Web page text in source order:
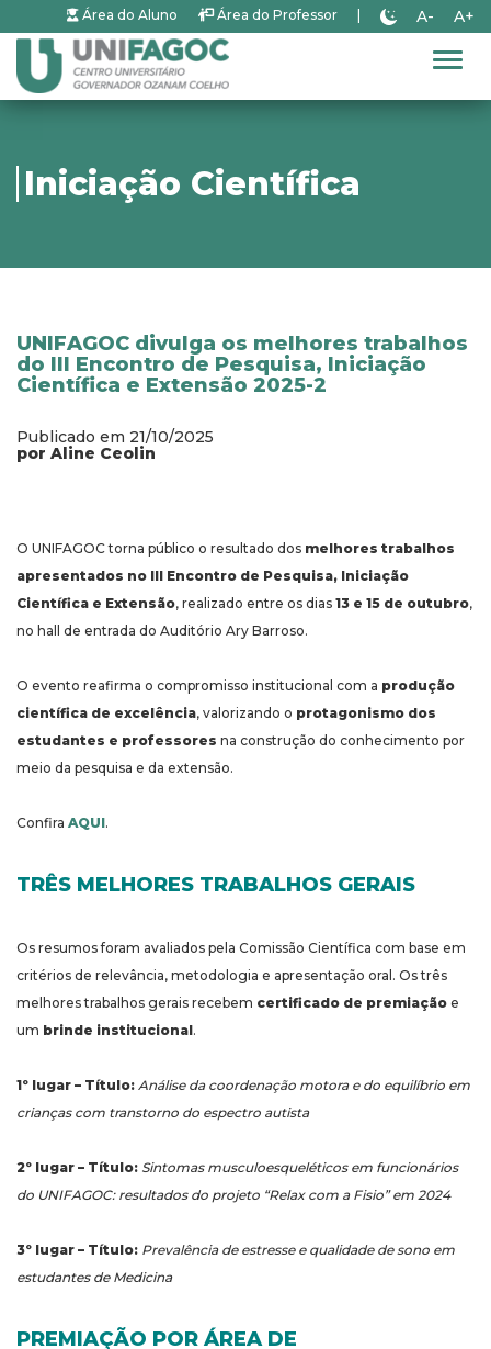
Área do Aluno Área do Professor A- A+
Iniciação Científica
UNIFAGOC divulga os melhores trabalhos
do III Encontro de Pesquisa, Iniciação
Científica e Extensão 2025-2
Publicado em 21/10/2025
por Aline Ceolin
O UNIFAGOC torna público o resultado dos melhores trabalhos
apresentados no III Encontro de Pesquisa, Iniciação
Científica e Extensão, realizado entre os dias 13 e 15 de outubro,
no hall de entrada do Auditório Ary Barroso.
O evento reafirma o compromisso institucional com a produção
científica de excelência, valorizando o protagonismo dos
estudantes e professores na construção do conhecimento por
meio da pesquisa e da extensão.
Confira AQUI.
TRÊS MELHORES TRABALHOS GERAIS
Os resumos foram avaliados pela Comissão Científica com base em
critérios de relevância, metodologia e apresentação oral. Os três
melhores trabalhos gerais recebem certificado de premiação e
um brinde institucional.
1º lugar – Título: Análise da coordenação motora e do equilíbrio em
crianças com transtorno do espectro autista
2º lugar – Título: Sintomas musculoesqueléticos em funcionários
do UNIFAGOC: resultados do projeto “Relax com a Fisio” em 2024
3º lugar – Título: Prevalência de estresse e qualidade de sono em
estudantes de Medicina
PREMIAÇÃO POR ÁREA DE